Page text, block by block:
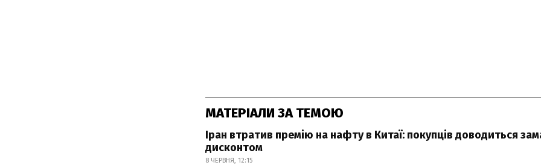
МАТЕРІАЛИ ЗА ТЕМОЮ
Іран втратив премію на нафту в Китаї: покупців доводиться
дисконтом
8 ЧЕРВНЯ, 12:15